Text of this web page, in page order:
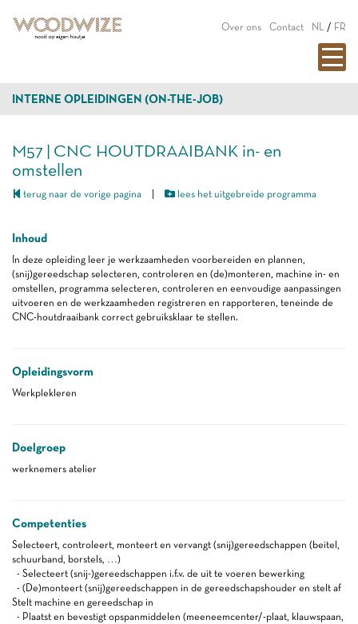
Over ons Contact NL / FR
INTERNE OPLEIDINGEN (ON-THE-JOB)
M57 | CNC HOUTDRAAIBANK in- en
omstellen
terug naar de vorige pagina lees het uitgebreide programma
Inhoud
In deze opleiding leer je werkzaamheden voorbereiden en plannen,
(snij)gereedschap selecteren, controleren en (de)monteren, machine in- en
omstellen, programma selecteren, controleren en eenvoudige aanpassingen
uitvoeren en de werkzaamheden registreren en rapporteren, teneinde de
CNC-houtdraaibank correct gebruiksklaar te stellen.
Opleidingsvorm
Werkplekleren
Doelgroep
werknemers atelier
Competenties
Selecteert, controleert, monteert en vervangt (snij)gereedschappen (beitel,
schuurband, borstels, …)
- Selecteert (snij-)gereedschappen i.f.v. de uit te voeren bewerking
- (De)monteert (snij)gereedschappen in de gereedschapshouder en stelt af
Stelt machine en gereedschap in
- Plaatst en bevestigt opspanmiddelen (meeneemcenter/-plaat, klauwspaan,